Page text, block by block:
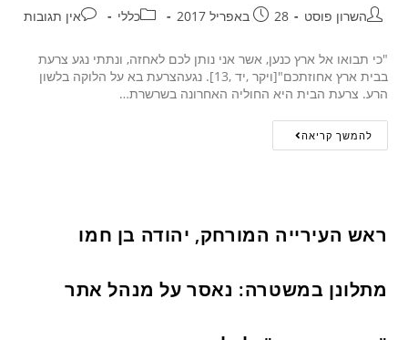
השרון פוסט 28 באפריל 2017 כללי אין תגובות
"כי תבואו אל ארץ כנען, אשר אני נותן לכם לאחזה, ונתתי נגע צרעת
בבית ארץ אחוזתכם"[ויקר ,יד ,13]. נגעהצרעת בא על הלוקה בלשון
הרע. צרעת הבית היא החוליה האחרונה בשרשרת…
להמשך קריאה
ראש העירייה המורחק, יהודה בן חמו
מתלונן במשטרה: נאסר על מנהל אתר